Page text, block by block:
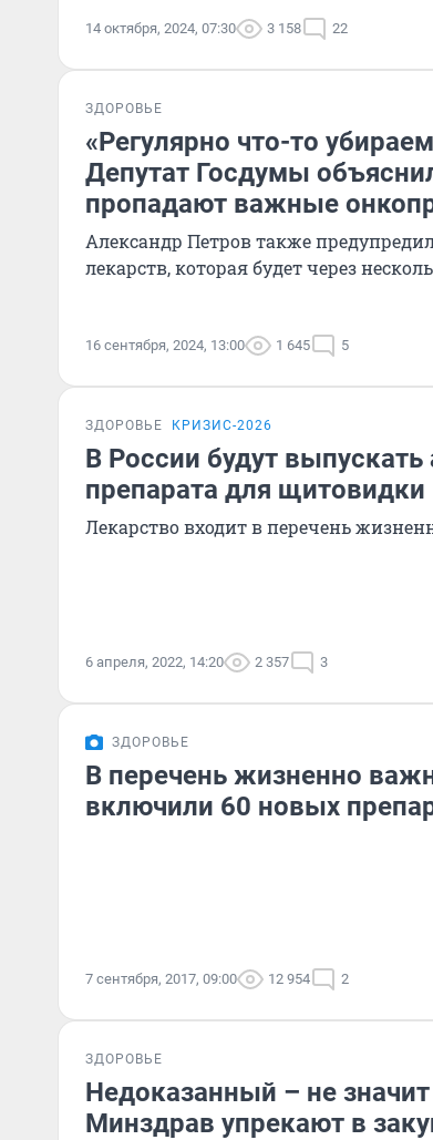
14 октября, 2024, 07:30 3 158 22
ЗДОРОВЬЕ
«Регулярно что-то
Депутат Госдумы
пропадают важные
Александр Петров также
лекарств, которая будет через
16 сентября, 2024, 13:00 1 645 5
ЗДОРОВЬЕ КРИЗИС-2026
В России будут
препарата для щитовидки
Лекарство входит в перечень
6 апреля, 2022, 14:20 2 357 3
ЗДОРОВЬЕ
В перечень жизненно
включили 60 новых
7 сентября, 2017, 09:00 12 954 2
ЗДОРОВЬЕ
Недоказанный – не
Минздрав упрекают в